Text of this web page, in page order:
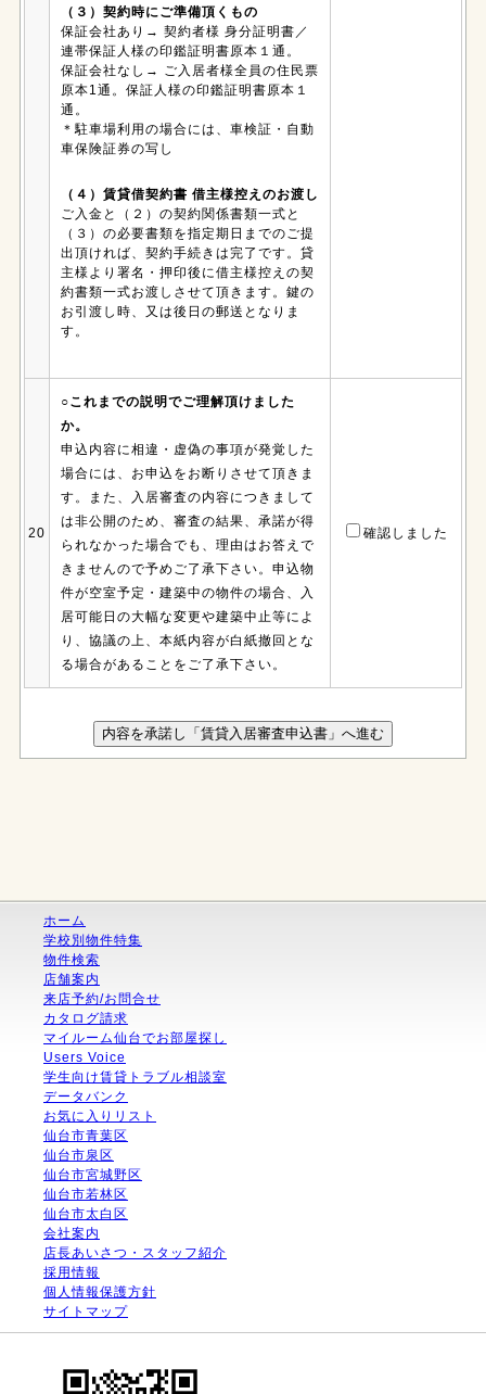
（３）契約時にご準備頂くもの
保証会社あり→ 契約者様 身分証明書／
連帯保証人様の印鑑証明書原本１通。
保証会社なし→ ご入居者様全員の住民票
原本1通。保証人様の印鑑証明書原本１
通。
＊駐車場利用の場合には、車検証・自動
車保険証券の写し
（４）賃貸借契約書 借主様控えのお渡し
ご入金と（２）の契約関係書類一式と
（３）の必要書類を指定期日までのご提
出頂ければ、契約手続きは完了です。貸
主様より署名・押印後に借主様控えの契
約書類一式お渡しさせて頂きます。鍵の
お引渡し時、又は後日の郵送となりま
す。
20
○これまでの説明でご理解頂けました
か。
申込内容に相違・虚偽の事項が発覚した
場合には、お申込をお断りさせて頂きま
す。また、入居審査の内容につきまして
は非公開のため、審査の結果、承諾が得
られなかった場合でも、理由はお答えで
きませんので予めご了承下さい。申込物
件が空室予定・建築中の物件の場合、入
居可能日の大幅な変更や建築中止等によ
り、協議の上、本紙内容が白紙撤回とな
る場合があることをご了承下さい。
確認しました
ホーム
学校別物件特集
物件検索
店舗案内
来店予約/お問合せ
カタログ請求
マイルーム仙台でお部屋探し
Users Voice
学生向け賃貸トラブル相談室
データバンク
お気に入りリスト
仙台市青葉区
仙台市泉区
仙台市宮城野区
仙台市若林区
仙台市太白区
会社案内
店長あいさつ・スタッフ紹介
採用情報
個人情報保護方針
サイトマップ